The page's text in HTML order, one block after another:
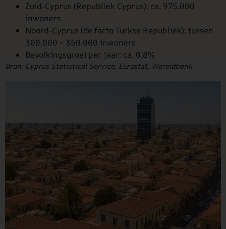
Zuid-Cyprus (Republiek Cyprus): ca. 975.000
inwoners
Noord-Cyprus (de facto Turkse Republiek): tussen
300.000 – 350.000 inwoners
Bevolkingsgroei per jaar: ca. 0,8%
Bron: Cyprus Statistical Service, Eurostat, Wereldbank